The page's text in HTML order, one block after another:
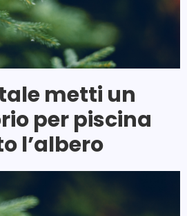
metti un
per piscina
l’albero